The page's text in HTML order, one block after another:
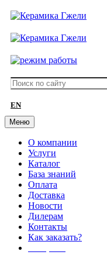
EN
Меню
О компании
Услуги
Каталог
База знаний
Оплата
Доставка
Новости
Дилерам
Контакты
Как заказать?